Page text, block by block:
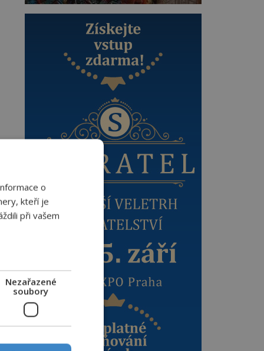
o
kteří je
při vašem
Nezařazené
soubory